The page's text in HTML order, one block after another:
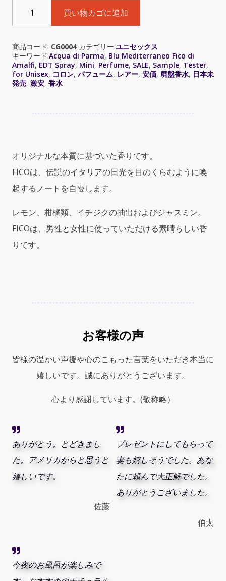
Parma
Mediterraneo
Fico
di
Amalfi
ィ
タ
レ
ー
オ
ィ
コ
Spray
quantity
買い物カゴに追加
商品コード: CG0004カテゴリー:ユニセックス
キーワード:Acqua di Parma, Blu Mediterraneo Fico di
Amalfi, EDT Spray, Mini, Perfume, SALE, Sample, Tester,
for Unisex, コロン, パフューム, レアー, 安価, 廃盤香水, 日本未
発売, 激安, 香水
オリジナルな本質に基づいた香りです。
FICOは、伝説のイタリアの日光を目のくらむように喚
起するノートを自慢します。
レモン、柑橘類、イチジクの抽出およびジャスミン。
FICOは、男性と女性に使っていただける素晴らしい香
りです。
お客様の声
皆様の温かい声援や心のこもった言葉をいただき本当に
嬉しいです。誠にありがとうございます。
心より感謝しています。(敬称略）
ありがとう。とどきまし
た。アメリカからと思うと
嬉しいです。
佐藤
プレゼントにしてもらって
妻も嬉しそうでした。あな
たに頼んで大正解でした。
ありがとうございました。
伯太
今夜のお風呂が楽しみで